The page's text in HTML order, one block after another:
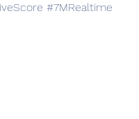
#7MRealtime